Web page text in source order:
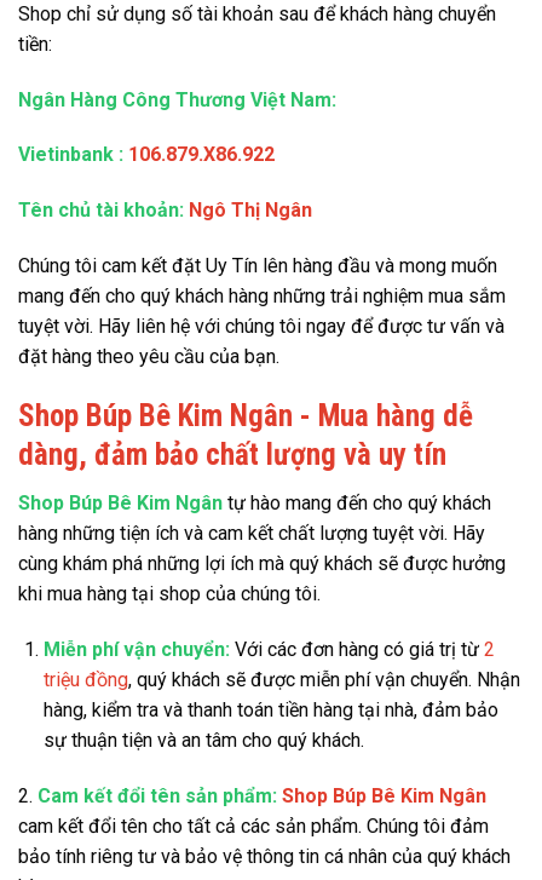
Shop chỉ sử dụng số tài khoản sau để khách hàng chuyển
tiền:
Ngân Hàng Công Thương Việt Nam:
Vietinbank : 106.879.X86.922
Tên chủ tài khoản: Ngô Thị Ngân
Chúng tôi cam kết đặt Uy Tín lên hàng đầu và mong muốn
mang đến cho quý khách hàng những trải nghiệm mua sắm
tuyệt vời. Hãy liên hệ với chúng tôi ngay để được tư vấn và
đặt hàng theo yêu cầu của bạn.
Shop Búp Bê Kim Ngân - Mua hàng dễ
dàng, đảm bảo chất lượng và uy tín
Shop Búp Bê Kim Ngân tự hào mang đến cho quý khách
hàng những tiện ích và cam kết chất lượng tuyệt vời. Hãy
cùng khám phá những lợi ích mà quý khách sẽ được hưởng
khi mua hàng tại shop của chúng tôi.
Miễn phí vận chuyển: Với các đơn hàng có giá trị từ 2
triệu đồng, quý khách sẽ được miễn phí vận chuyển. Nhận
hàng, kiểm tra và thanh toán tiền hàng tại nhà, đảm bảo
sự thuận tiện và an tâm cho quý khách.
2. Cam kết đổi tên sản phẩm: Shop Búp Bê Kim Ngân
cam kết đổi tên cho tất cả các sản phẩm. Chúng tôi đảm
bảo tính riêng tư và bảo vệ thông tin cá nhân của quý khách